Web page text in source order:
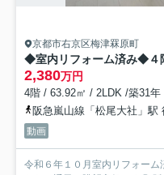
京都市右京区梅津罧原町
2,380万円
4階 / 63.92㎡ / 2LDK /築31年
阪急嵐山線「松尾大社」駅
動画
令和６年１０月室内リフォー